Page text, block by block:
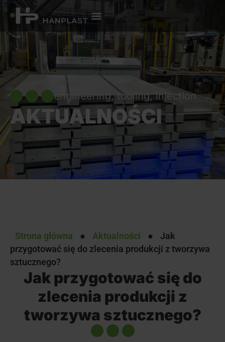
engineering, tooling, injection
AKTUALNOŚCI
Strona główna ● Aktualności ●
Jak
przygotować się do zlecenia produkcji z tworzywa
sztucznego?
Jak przygotować się do
zlecenia produkcji z
tworzywa sztucznego?